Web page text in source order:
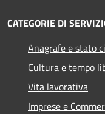
CATEGORIE DI
Anagrafe e stato
Cultura e tempo
Vita lavorativa
Imprese e